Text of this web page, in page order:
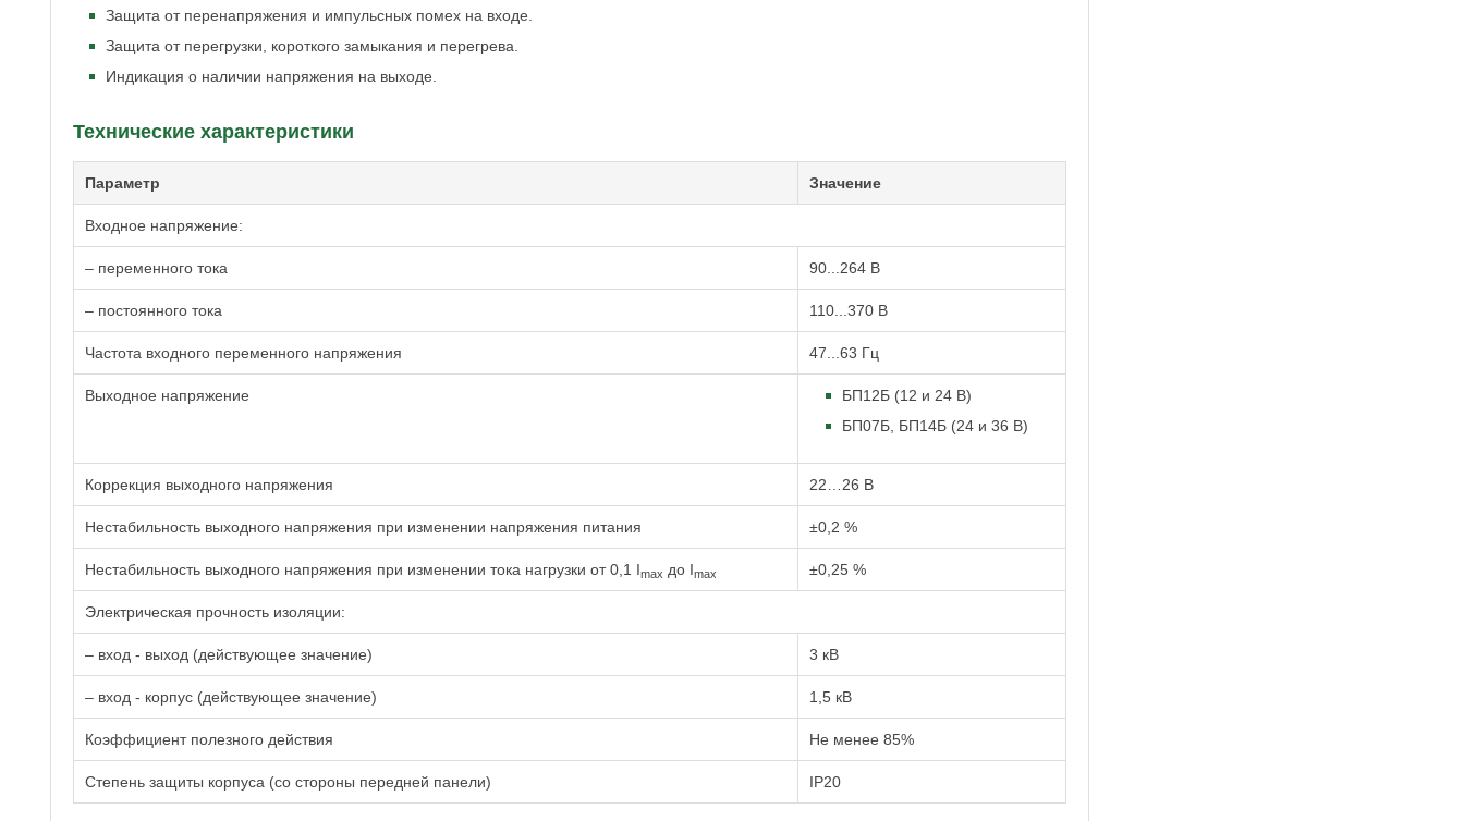
Защита от перенапряжения и импульсных помех на входе.
Защита от перегрузки, короткого замыкания и перегрева.
Индикация о наличии напряжения на выходе.
Технические характеристики
Параметр Значение
Входное напряжение:
– переменного тока 90...264 В
– постоянного тока 110...370 В
Частота входного переменного напряжения 47...63 Гц
Выходное напряжение
БП12Б (12 и 24 В)
БП07Б, БП14Б (24 и 36 В)
Коррекция выходного напряжения 22…26 В
Нестабильность выходного напряжения при изменении напряжения питания ±0,2 %
Нестабильность выходного напряжения при изменении тока нагрузки от 0,1 Imax до Imax ±0,25 %
Электрическая прочность изоляции:
– вход - выход (действующее значение) 3 кВ
– вход - корпус (действующее значение) 1,5 кВ
Коэффициент полезного действия Не менее 85%
Степень защиты корпуса (со стороны передней панели) IP20